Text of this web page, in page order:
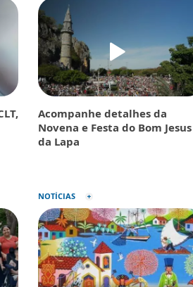
Acompanhe detalhes da
Novena e Festa do Bom Jesus
da Lapa
NOTÍCIAS